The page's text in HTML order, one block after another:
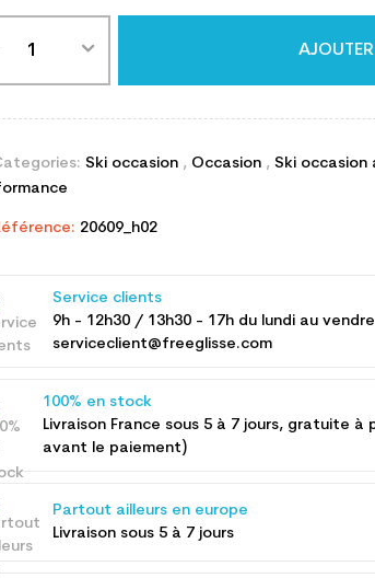
Ski occasion , Occasion , Ski occasion
20609_h02
Service clients
9h - 12h30 / 13h30 - 17h du lundi au
serviceclient@freeglisse.com
100% en stock
Livraison France sous 5 à 7 jours, gratuite
avant le paiement)
Partout ailleurs en europe
Livraison sous 5 à 7 jours